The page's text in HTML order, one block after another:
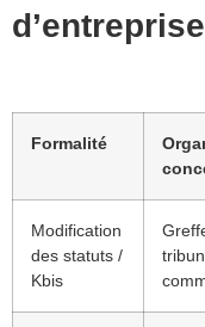
d’entreprise
Formalité
Modification
des statuts /
Kbis